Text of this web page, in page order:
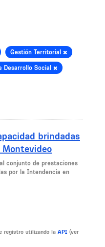
Gestión Territorial
Desarrollo Social
brindadas
conjunto de prestaciones
por la Intendencia en
registro utilizando la API (ver